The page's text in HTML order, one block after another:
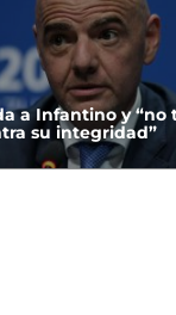
a Infantino y “no
su integridad”